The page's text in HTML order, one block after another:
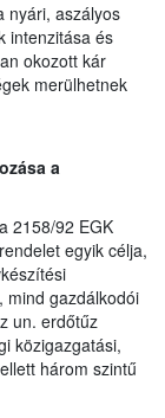
nyári, aszályos
intenzitása és
okozott kár
merülhetnek
a
2158/92 EGK
egyik célja,
mind gazdálkodói
un. erdőtűz
közigazgatási,
három szintű